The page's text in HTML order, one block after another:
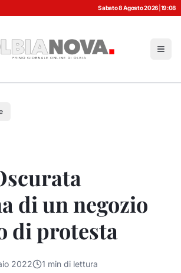
Sabato 8 Agosto 2026 19:08
di un negozio
di protesta
2022 1 min di lettura